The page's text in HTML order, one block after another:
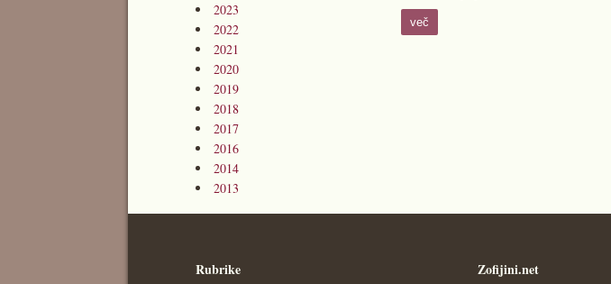
2023
2022
2021
2020
2019
2018
2017
2016
2014
2013
več
Rubrike Zofijini.net